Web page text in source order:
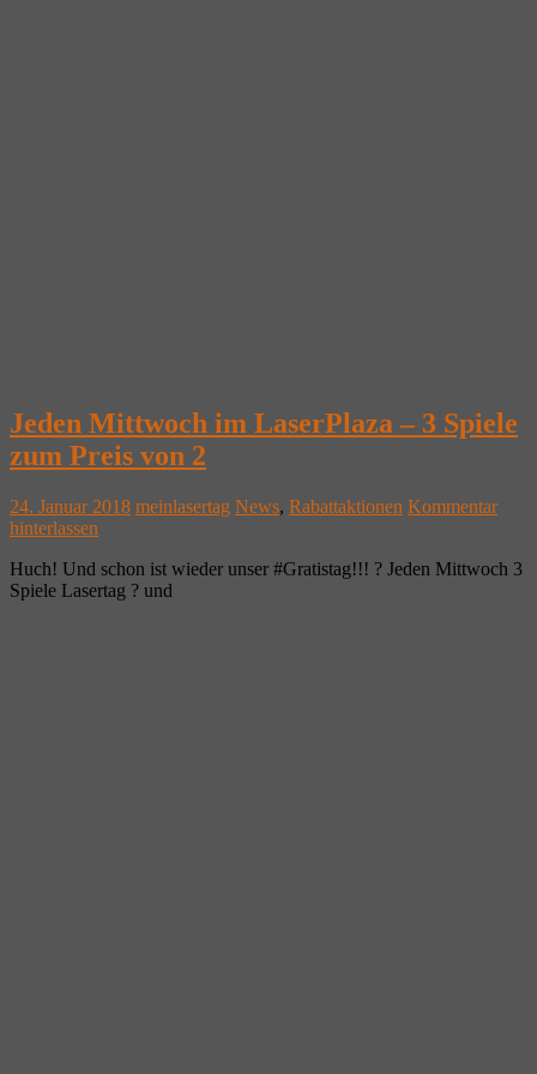
Jeden Mittwoch im LaserPlaza – 3 Spiele
zum Preis von 2
24. Januar 2018 meinlasertag News, Rabattaktionen Kommentar
hinterlassen
Huch! Und schon ist wieder unser #Gratistag!!! ? Jeden Mittwoch 3
Spiele Lasertag ? und